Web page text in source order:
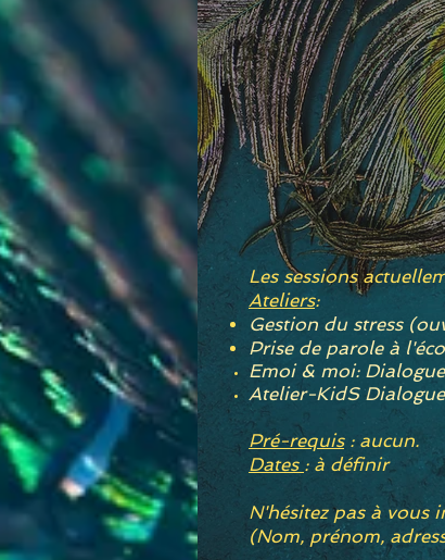
Les sessions
Ateliers:
Gestion du stress
Prise de parole à
Emoi & moi:
Atelier-KidS
Pré-requis: aucun.
Dates : à définir
N'hésitez pas à vous
(Nom, prénom,